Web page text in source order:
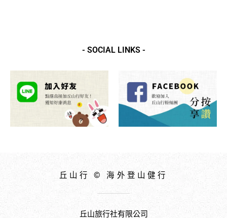
- SOCIAL LINKS -
丘山行 © 海外登山健行
丘山旅行社有限公司